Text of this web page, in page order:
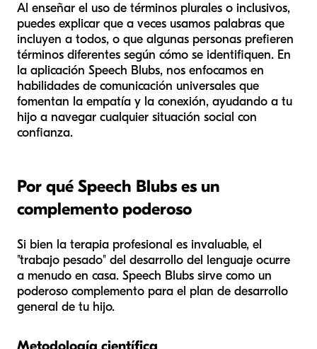
Al enseñar el uso de términos plurales o inclusivos,
puedes explicar que a veces usamos palabras que
incluyen a todos, o que algunas personas prefieren
términos diferentes según cómo se identifiquen. En
la aplicación Speech Blubs, nos enfocamos en
habilidades de comunicación universales que
fomentan la empatía y la conexión, ayudando a tu
hijo a navegar cualquier situación social con
confianza.
Por qué Speech Blubs es un
complemento poderoso
Si bien la terapia profesional es invaluable, el
"trabajo pesado" del desarrollo del lenguaje ocurre
a menudo en casa. Speech Blubs sirve como un
poderoso complemento para el plan de desarrollo
general de tu hijo.